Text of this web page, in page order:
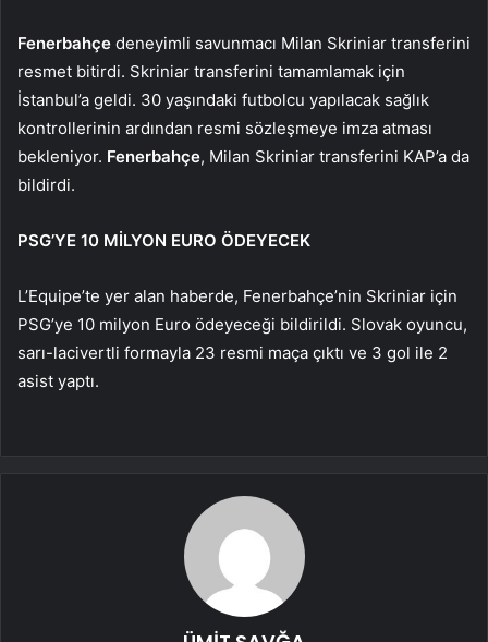
Fenerbahçe deneyimli savunmacı Milan Skriniar transferini
resmet bitirdi. Skriniar transferini tamamlamak için
İstanbul’a geldi. 30 yaşındaki futbolcu yapılacak sağlık
kontrollerinin ardından resmi sözleşmeye imza atması
bekleniyor. Fenerbahçe, Milan Skriniar transferini KAP’a da
bildirdi.
PSG’YE 10 MİLYON EURO ÖDEYECEK
L’Equipe’te yer alan haberde, Fenerbahçe’nin Skriniar için
PSG’ye 10 milyon Euro ödeyeceği bildirildi. Slovak oyuncu,
sarı-lacivertli formayla 23 resmi maça çıktı ve 3 gol ile 2
asist yaptı.